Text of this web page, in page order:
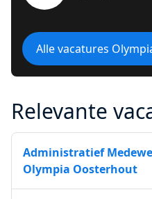
Alle vacatures
Relevante
Administratief
Olympia Oosterhout